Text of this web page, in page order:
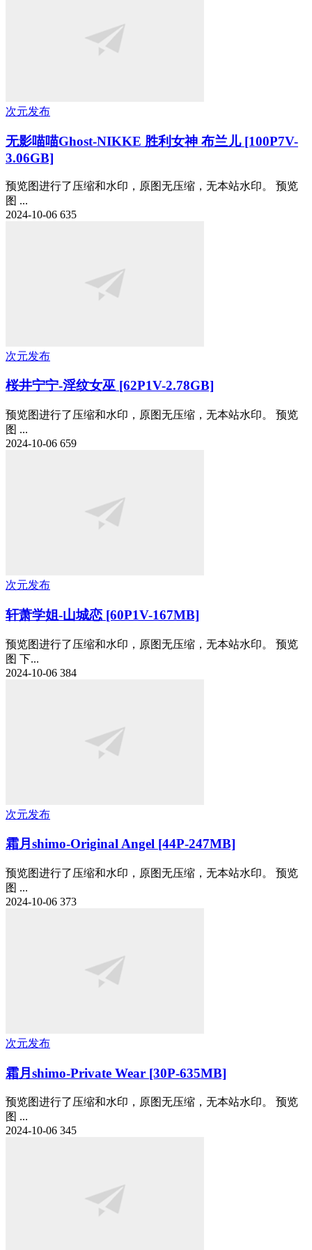
次元发布
无影喵喵Ghost-NIKKE 胜利女神 布兰儿 [100P7V-
3.06GB]
预览图进行了压缩和水印，原图无压缩，无本站水印。 预览
图 ...
2024-10-06 635
次元发布
桜井宁宁-淫纹女巫 [62P1V-2.78GB]
预览图进行了压缩和水印，原图无压缩，无本站水印。 预览
图 ...
2024-10-06 659
次元发布
轩萧学姐-山城恋 [60P1V-167MB]
预览图进行了压缩和水印，原图无压缩，无本站水印。 预览
图 下...
2024-10-06 384
次元发布
霜月shimo-Original Angel [44P-247MB]
预览图进行了压缩和水印，原图无压缩，无本站水印。 预览
图 ...
2024-10-06 373
次元发布
霜月shimo-Private Wear [30P-635MB]
预览图进行了压缩和水印，原图无压缩，无本站水印。 预览
图 ...
2024-10-06 345